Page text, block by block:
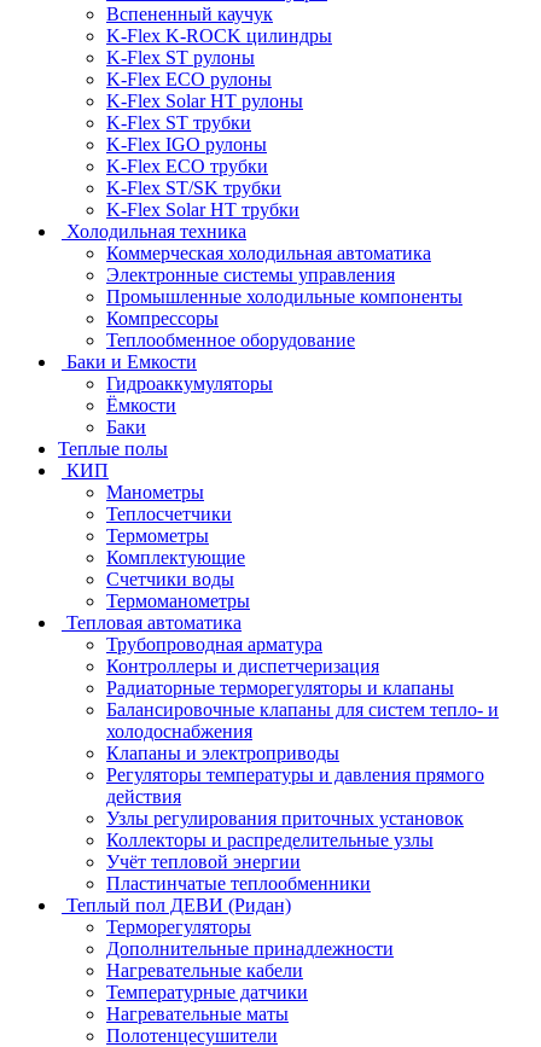
Вспененный каучук
K-Flex K-ROCK цилиндры
K-Flex ST рулоны
K-Flex ECO рулоны
K-Flex Solar HT рулоны
K-Flex ST трубки
K-Flex IGO рулоны
K-Flex ECO трубки
K-Flex ST/SK трубки
K-Flex Solar HT трубки
Холодильная техника
Коммерческая холодильная автоматика
Электронные системы управления
Промышленные холодильные компоненты
Компрессоры
Теплообменное оборудование
Баки и Емкости
Гидроаккумуляторы
Ёмкости
Баки
Теплые полы
КИП
Манометры
Теплосчетчики
Термометры
Комплектующие
Счетчики воды
Термоманометры
Тепловая автоматика
Трубопроводная арматура
Контроллеры и диспетчеризация
Радиаторные терморегуляторы и клапаны
Балансировочные клапаны для систем тепло- и
холодоснабжения
Клапаны и электроприводы
Регуляторы температуры и давления прямого
действия
Узлы регулирования приточных установок
Коллекторы и распределительные узлы
Учёт тепловой энергии
Пластинчатые теплообменники
Теплый пол ДЕВИ (Ридан)
Терморегуляторы
Дополнительные принадлежности
Нагревательные кабели
Температурные датчики
Нагревательные маты
Полотенцесушители